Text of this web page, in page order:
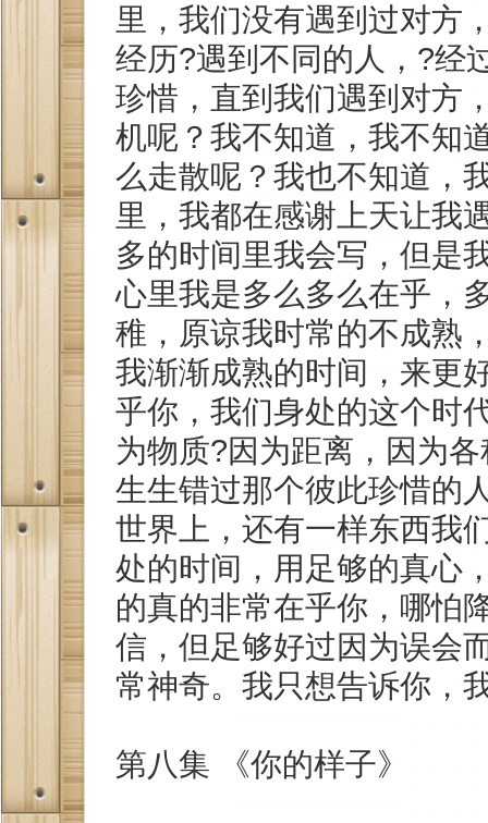
里，我们没有遇到过对方
经历?遇到不同的人，?经
珍惜，直到我们遇到对方
机呢？我不知道，我不知
么走散呢？我也不知道，
里，我都在感谢上天让我
多的时间里我会写，但是
心里我是多么多么在乎，
稚，原谅我时常的不成熟
我渐渐成熟的时间，来更
乎你，我们身处的这个时
为物质?因为距离，因为
生生错过那个彼此珍惜的
世界上，还有一样东西我
处的时间，用足够的真心
的真的非常在乎你，哪怕
信，但足够好过因为误会
常神奇。我只想告诉你，
第八集 《你的样子》